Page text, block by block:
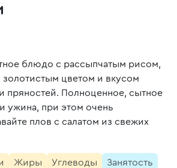
блюдо с рассыпчатым рисом,
цветом и вкусом
Полноценное, сытное
ужина, при этом очень
плов с салатом из свежих
Жиры
Углеводы
Занятость